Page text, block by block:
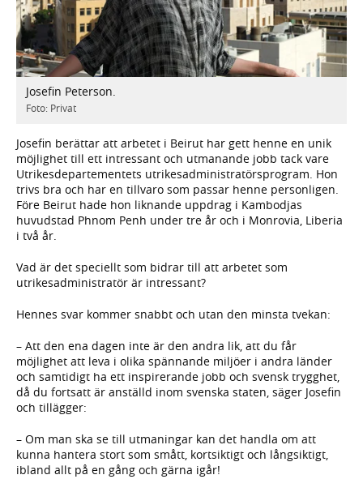
Josefin Peterson.
Foto: Privat
Josefin berättar att arbetet i Beirut har gett henne en unik
möjlighet till ett intressant och utmanande jobb tack vare
Utrikesdepartementets utrikesadministratörsprogram. Hon
trivs bra och har en tillvaro som passar henne personligen.
Före Beirut hade hon liknande uppdrag i Kambodjas
huvudstad Phnom Penh under tre år och i Monrovia, Liberia
i två år.
Vad är det speciellt som bidrar till att arbetet som
utrikesadministratör är intressant?
Hennes svar kommer snabbt och utan den minsta tvekan:
– Att den ena dagen inte är den andra lik, att du får
möjlighet att leva i olika spännande miljöer i andra länder
och samtidigt ha ett inspirerande jobb och svensk trygghet,
då du fortsatt är anställd inom svenska staten, säger Josefin
och tillägger:
– Om man ska se till utmaningar kan det handla om att
kunna hantera stort som smått, kortsiktigt och långsiktigt,
ibland allt på en gång och gärna igår!